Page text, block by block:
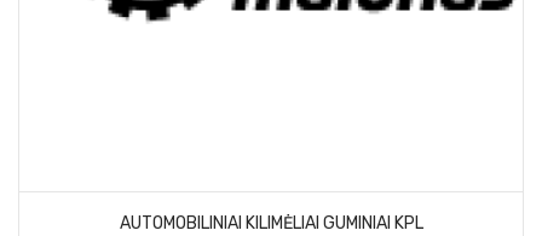
AUTOMOBILINIAI KILIMĖLIAI GUMINIAI KPL